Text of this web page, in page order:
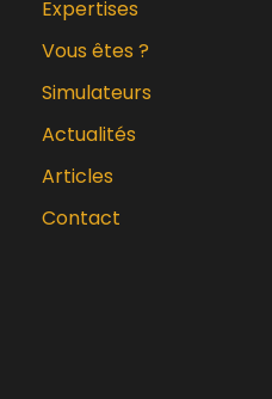
Expertises
Vous êtes ?
Simulateurs
Actualités
Articles
Contact